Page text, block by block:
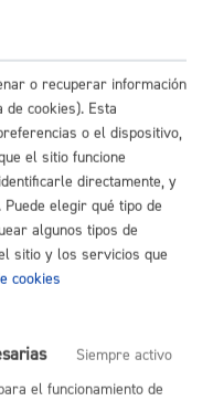
o recuperar información
cookies). Esta
o el dispositivo,
el sitio funcione
directamente, y
elegir qué tipo de
algunos tipos de
sitio y los servicios que
cookies
Siempre activo
el funcionamiento de